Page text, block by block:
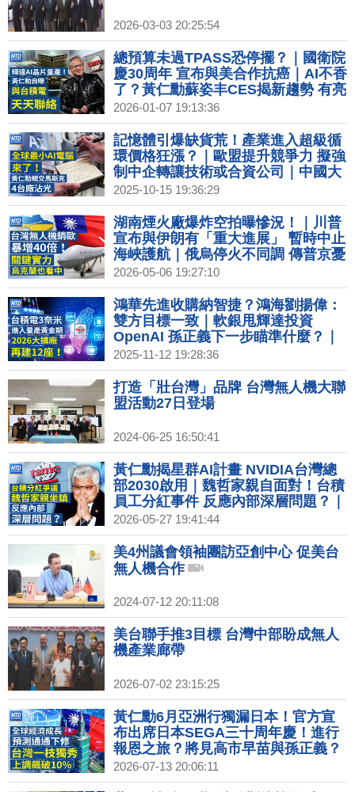
2026-03-03 20:25:54
總預算未過TPASS恐停擺？｜國衛院
慶30周年 宣布與美合作抗癌｜AI不香
了？黃仁勳蘇姿丰CES揭新趨勢 有亮
點？｜川普宣布與委國達原油協議 將
向美出口5千萬桶｜歐洲寒潮來襲 數
百航班被迫取消
2026-01-07 19:13:36
記憶體引爆缺貨荒！產業進入超級循
環價格狂漲？｜歐盟提升競爭力 擬強
制中企轉讓技術或合資公司｜中國大
疆擬在美國成立公司 金蟬脫殼引安全
疑慮｜中國知名企業家接連墜樓身亡
知情人爆內幕｜賈永婕出席紡織展時
尚秀 曝小S金鐘服裝細節｜星宇Q4動
能明顯回升 明年有望開首條歐洲線
2025-10-15 19:36:29
湖南煙火廠爆炸空拍曝慘況！｜川普
宣布與伊朗有「重大進展」 暫時中止
海峽護航｜俄烏停火不同調 傳普京憂
暗殺 躲地堡升級安保｜投資美國再加
碼？台積高層：為新機會做好準備｜
美網紅發起全民買下Spirit航空 不到
一週集資破億
2026-05-06 19:27:10
鴻華先進收購納智捷？鴻海劉揚偉：
雙方目標一致｜軟銀甩輝達投資
OpenAI 孫正義下一步瞄準什麼？｜
新壽北士科解約案通過 北市府：輝達
擬下週派員來台｜台美破獲太子集團
數發部建立詐騙通報查詢網3.0
2025-11-12 19:28:36
打造「壯台灣」品牌 台灣無人機大聯
盟活動27日登場
2024-06-25 16:50:41
黃仁勳揭星群AI計畫 NVIDIA台灣總
部2030啟用｜魏哲家親自面對！台積
員工分紅事件 反應內部深層問題？｜
三星勞資達成分紅協議 工會拍板40萬
美元獎金｜調查：高德地圖APP讀個
資傳中 愛奇藝、B站都上榜｜改寫戰
爭規則！星鏈伊朗戰場立奇功 費用暴
漲5倍
2026-05-27 19:41:44
美4州議會領袖團訪亞創中心 促美台
無人機合作
2024-07-12 20:11:08
美台聯手推3目標 台灣中部盼成無人
機產業廊帶
2026-07-02 23:15:25
黃仁勳6月亞洲行獨漏日本！官方宣
布出席日本SEGA三十周年慶！進行
報恩之旅？將見高市早苗與孫正義？
2026-07-13 20:06:11